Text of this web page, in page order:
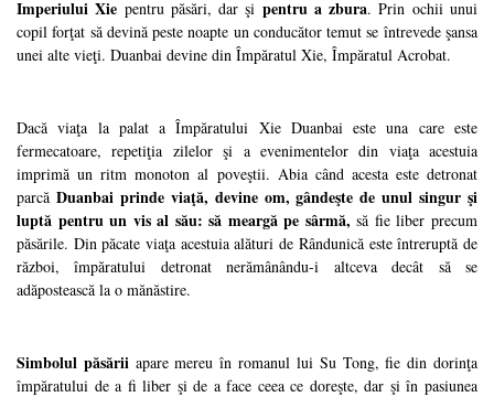
Imperiului Xie pentru păsări, dar şi pentru a zbura. Prin ochii unui
copil forţat să devină peste noapte un conducător temut se întrevede şansa
unei alte vieţi. Duanbai devine din Împăratul Xie, Împăratul Acrobat.
Dacă viaţa la palat a Împăratului Xie Duanbai este una care este
fermecatoare, repetiţia zilelor şi a evenimentelor din viaţa acestuia
imprimă un ritm monoton al poveştii. Abia când acesta este detronat
parcă Duanbai prinde viaţă, devine om, gândeşte de unul singur şi
luptă pentru un vis al său: să meargă pe sârmă, să fie liber precum
păsările. Din păcate viaţa acestuia alături de Rândunică este întreruptă de
război, împăratului detronat nerămânându-i altceva decât să se
adăpostească la o mănăstire.
Simbolul păsăriiapare mereu în romanul lui Su Tong, fie din dorinţa
împăratului de a fi liber şi de a face ceea ce doreşte, dar şi în pasiunea